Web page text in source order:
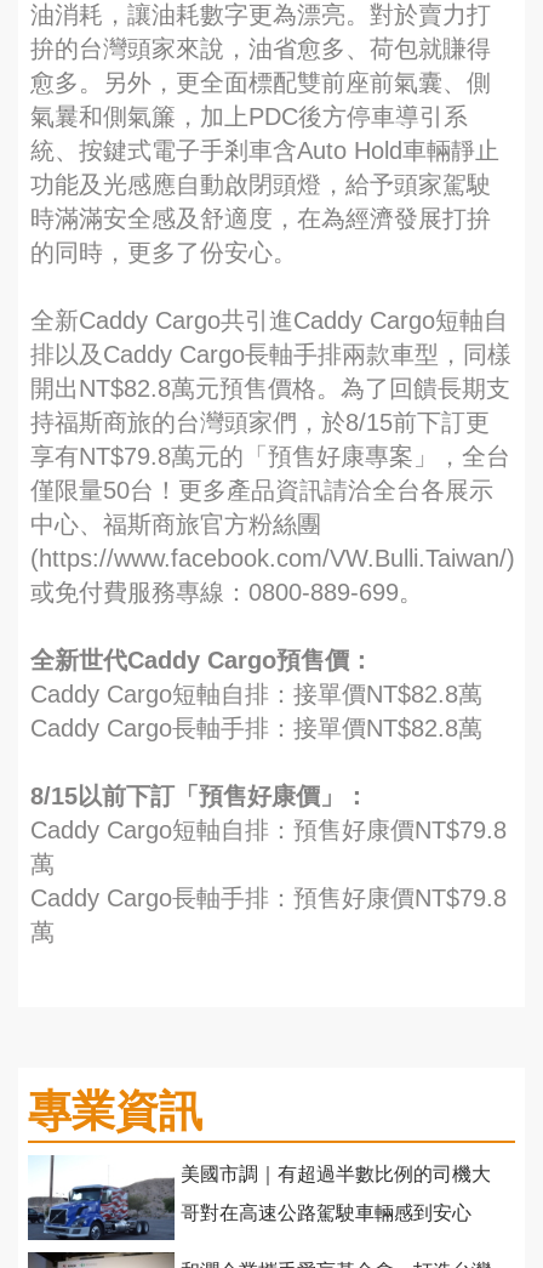
油消耗，讓油耗數字更為漂亮。對於賣力打
拚的台灣頭家來說，油省愈多、荷包就賺得
愈多。另外，更全面標配雙前座前氣囊、側
氣曩和側氣簾，加上PDC後方停車導引系
統、按鍵式電子手剎車含Auto Hold車輛靜止
功能及光感應自動啟閉頭燈，給予頭家駕駛
時滿滿安全感及舒適度，在為經濟發展打拚
的同時，更多了份安心。
全新Caddy Cargo共引進Caddy Cargo短軸自
排以及Caddy Cargo長軸手排兩款車型，同樣
開出NT$82.8萬元預售價格。為了回饋長期支
持福斯商旅的台灣頭家們，於8/15前下訂更
享有NT$79.8萬元的「預售好康專案」，全台
僅限量50台！更多產品資訊請洽全台各展示
中心、福斯商旅官方粉絲團
(https://www.facebook.com/VW.Bulli.Taiwan/)
或免付費服務專線：0800-889-699。
全新世代Caddy Cargo預售價：
Caddy Cargo短軸自排：接單價NT$82.8萬
Caddy Cargo長軸手排：接單價NT$82.8萬
8/15以前下訂「預售好康價」：
Caddy Cargo短軸自排：預售好康價NT$79.8
萬
Caddy Cargo長軸手排：預售好康價NT$79.8
萬
專業資訊
美國市調｜有超過半數比例的司機大
哥對在高速公路駕駛車輛感到安心